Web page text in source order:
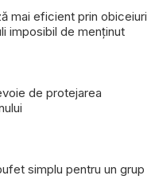
mai eficient prin obiceiuri
imposibil de menținut
de protejarea
simplu pentru un grup